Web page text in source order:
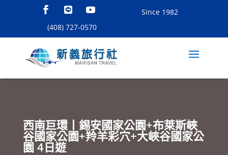
Since 1982
(408) 727-0570
西南巨環丨錫安國家公園+布萊斯峽
谷國家公園+羚羊彩穴+大峽谷國家公
園 4日遊